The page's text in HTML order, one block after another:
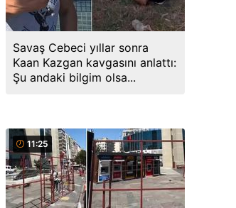
Savaş Cebeci yıllar sonra
Kaan Kazgan kavgasını anlattı:
Şu andaki bilgim olsa...
11:25